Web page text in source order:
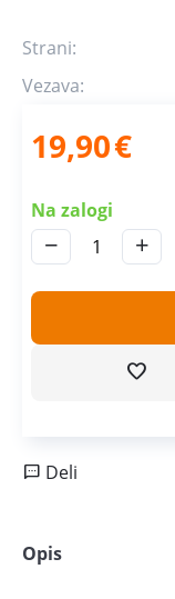
Strani:
Vezava:
19,90€
Na zalogi
+
−
Deli
Opis